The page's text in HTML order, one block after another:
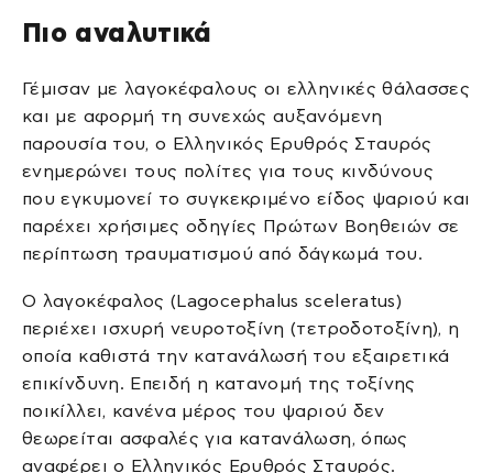
Πιο αναλυτικά
Γέμισαν με λαγοκέφαλους οι ελληνικές θάλασσες
και με αφορμή τη συνεχώς αυξανόμενη
παρουσία του, ο Ελληνικός Ερυθρός Σταυρός
ενημερώνει τους πολίτες για τους κινδύνους
που εγκυμονεί το συγκεκριμένο είδος ψαριού και
παρέχει χρήσιμες οδηγίες Πρώτων Βοηθειών σε
περίπτωση τραυματισμού από δάγκωμά του.
Ο λαγοκέφαλος (Lagocephalus sceleratus)
περιέχει ισχυρή νευροτοξίνη (τετροδοτοξίνη), η
οποία καθιστά την κατανάλωσή του εξαιρετικά
επικίνδυνη. Επειδή η κατανομή της τοξίνης
ποικίλλει, κανένα μέρος του ψαριού δεν
θεωρείται ασφαλές για κατανάλωση, όπως
αναφέρει ο Ελληνικός Ερυθρός Σταυρός.